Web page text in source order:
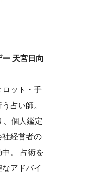
天宮日向
ロット・手
占い師。
、個人鑑定
社経営者の
。 占術を
アドバイ